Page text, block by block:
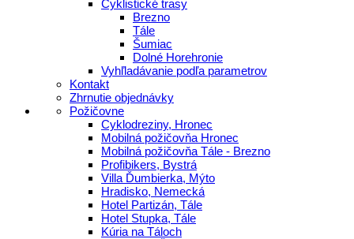
Cyklistické trasy
Brezno
Tále
Šumiac
Dolné Horehronie
Vyhľladávanie podľa parametrov
Kontakt
Zhrnutie objednávky
Požičovne
Cyklodreziny, Hronec
Mobilná požičovňa Hronec
Mobilná požičovňa Tále - Brezno
Profibikers, Bystrá
Villa Ďumbierka, Mýto
Hradisko, Nemecká
Hotel Partizán, Tále
Hotel Stupka, Tále
Kúria na Táloch